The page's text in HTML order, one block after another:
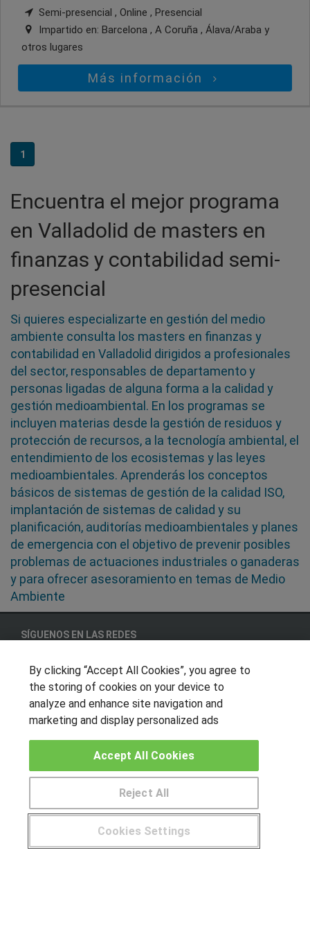
Semi-presencial , Online , Presencial
Impartido en: Barcelona , A Coruña , Álava/Araba y
otros lugares
Más información
1
Encuentra el mejor programa
en Valladolid de masters en
finanzas y contabilidad semi-
presencial
Si quieres especializarte en gestión del medio
ambiente consulta los masters en finanzas y
contabilidad en Valladolid dirigidos a profesionales
del sector, responsables de departamento y
personas ligadas de alguna forma a la calidad y
gestión medioambiental. En los programas se
incluyen materias desde la gestión de residuos y
protección de recursos, a la tecnología ambiental, el
entendimiento de los ecosistemas y las leyes
medioambientales. Aprenderás los conceptos
básicos de sistemas de gestión de la calidad ISO,
implantación de sistemas de calidad y su
planificación, auditorías medioambientales y planes
de emergencia con el objetivo de prevenir posibles
problemas de actuaciones industriales o ganaderas
y para ofrecer asesoramiento en temas de Medio
Ambiente
SÍGUENOS EN LAS REDES
OTROS GRUPOS DE INTERES
Muro de los idiomas
CENTROS DE FORMACIÓN
Publicar cursos
¿Tienes alguna duda? 900 264 357
By clicking “Accept All Cookies”, you agree to
the storing of cookies on your device to
analyze and enhance site navigation and
marketing and display personalized ads
Cookies Settings
Reject All
Accept All Cookies